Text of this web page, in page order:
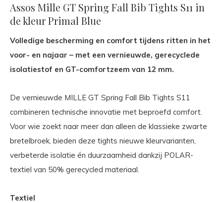
Assos Mille GT Spring Fall Bib Tights S11 in
de kleur Primal Blue
Volledige bescherming en comfort tijdens ritten in het
voor- en najaar – met een vernieuwde, gerecyclede
isolatiestof en GT-comfortzeem van 12 mm.
De vernieuwde MILLE GT Spring Fall Bib Tights S11
combineren technische innovatie met beproefd comfort.
Voor wie zoekt naar meer dan alleen de klassieke zwarte
bretelbroek, bieden deze tights nieuwe kleurvarianten,
verbeterde isolatie én duurzaamheid dankzij POLAR-
textiel van 50% gerecycled materiaal.
Textiel